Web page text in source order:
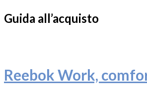
Guida all’acquisto
Reebok Work,